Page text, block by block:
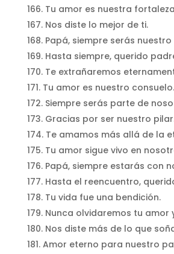
Tu amor es nuestra
Nos diste lo mejor de ti.
Papá, siempre serás
Hasta siempre, querido
Te extrañaremos
Tu amor es nuestro consuelo.
Siempre serás parte de
Gracias por ser nuestro
Te amamos más allá de la
Tu amor sigue vivo en
Papá, siempre estarás con
Hasta el reencuentro,
Tu vida fue una bendición.
Nunca olvidaremos tu amor
Nos diste más de lo que
Amor eterno para nuestro